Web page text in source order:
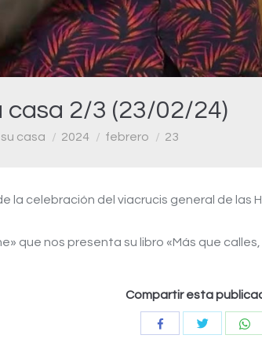
casa 2/3 (23/02/24)
casa 2024 febrero 23
la celebración del viacrucis general de las
que nos presenta su libro «Más que
Compartir esta
CompartirCompartir